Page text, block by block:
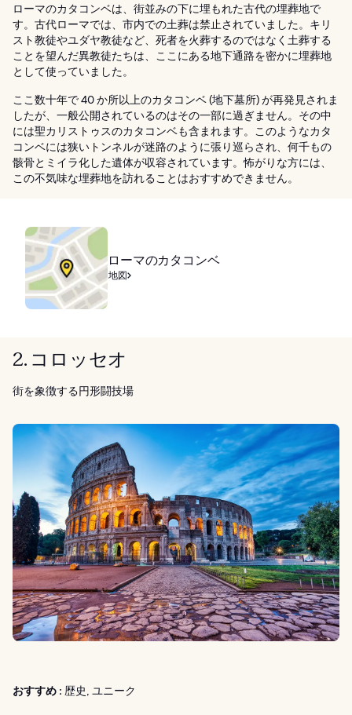
ローマのカタコンベは、街並みの下に埋もれた古代の埋葬地で
す。古代ローマでは、市内での土葬は禁止されていました。キリ
スト教徒やユダヤ教徒など、死者を火葬するのではなく土葬する
ことを望んだ異教徒たちは、ここにある地下通路を密かに埋葬地
として使っていました。
ここ数十年で 40 か所以上のカタコンベ (地下墓所) が再発見されま
したが、一般公開されているのはその一部に過ぎません。その中
には聖カリストゥスのカタコンベも含まれます。このようなカタ
コンベには狭いトンネルが迷路のように張り巡らされ、何千もの
骸骨とミイラ化した遺体が収容されています。怖がりな方には、
この不気味な埋葬地を訪れることはおすすめできません。
ローマのカタコンベ
地図
2. コロッセオ
街を象徴する円形闘技場
おすすめ : 歴史, ユニーク